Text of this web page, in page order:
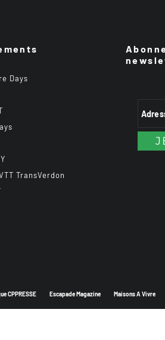
Days
TransVerdon
CPPRESSE Escapade Magazine Maisons A Vivre